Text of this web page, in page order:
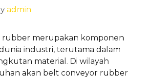
admin
rubber merupakan komponen
industri, terutama dalam
material. Di wilayah
akan belt conveyor rubber